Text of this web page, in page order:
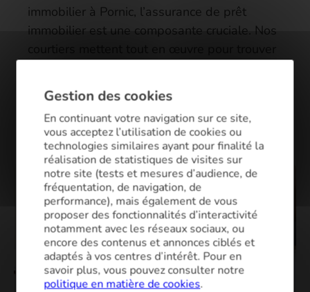
immobilier à Pornic, l’assurance de prêt
immobilier est une composante cruciale. Nos
vos besoins, tout en garantissant le taux le
plus intéressant pour vous !
Gestion des cookies
En continuant votre navigation sur ce site,
vous acceptez l’utilisation de cookies ou
technologies similaires ayant pour finalité la
réalisation de statistiques de visites sur
notre site (tests et mesures d’audience, de
fréquentation, de navigation, de
performance), mais également de vous
proposer des fonctionnalités d’interactivité
notamment avec les réseaux sociaux, ou
encore des contenus et annonces ciblés et
adaptés à vos centres d’intérêt. Pour en
savoir plus, vous pouvez consulter notre
politique en matière de cookies.